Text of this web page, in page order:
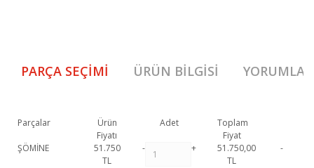
PARÇA SEÇIMI ÜRÜN BILGISI YORUMLAR
Parçalar
Ürün
Fiyatı
Adet
Toplam
Fiyat
ŞÖMİNE
51.750
TL
- +
51.750,00
TL
-